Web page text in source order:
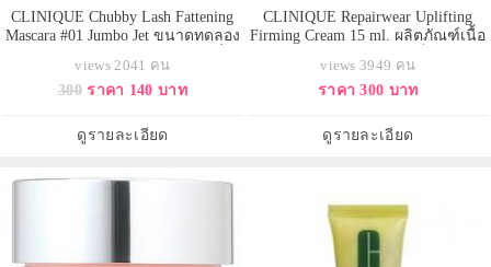
CLINIQUE Chubby Lash Fattening
Mascara #01 Jumbo Jet ขนาดทดลอง
ช่วยสร้างสรรค์ขนตาให้ดูเข้ม และมี
วอลลุ่มมากขึ้น ด้วยการปัดขนตาไม่
ขนตาเส้นเล็กและบางกลับดูโดดเด่น
และมีเสน่ห์ขึ้นทั
views 2041 คน
300 ราคา 140 บาท
ดูรายละเอียด
CLINIQUE Repairwear Uplifting
Firming Cream 15 ml. ผลิตภัณฑ์เนื้อ
ผิวนุ่มนวลและดูกระชับเรียบเนียน
เป็น moisturizer ที่ให้ความชุ่มชื้นแก่
ปกป้องผิวที่สมบูรณ์แบบที่สุด จาก
views 3949 คน
ราคา 300 บาท
ดูรายละเอียด